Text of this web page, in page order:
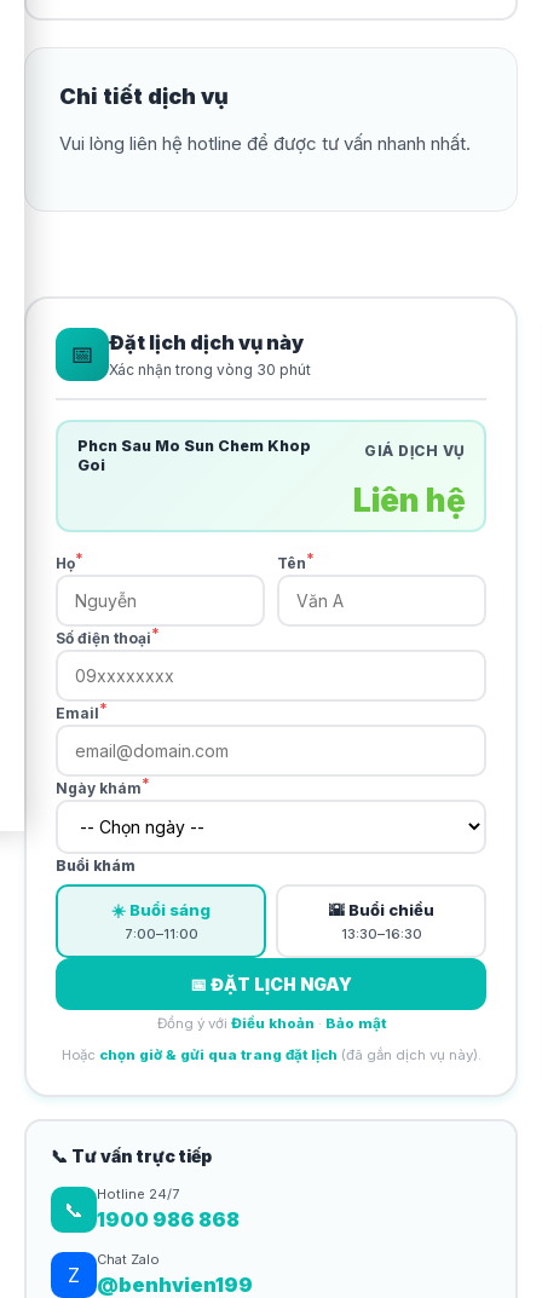
Chi tiết dịch vụ
Vui lòng liên hệ hotline để được tư vấn nhanh nhất.
📅 Đặt lịch dịch vụ này
Xác nhận trong vòng 30 phút
Phcn Sau Mo Sun Chem Khop
Goi
GIÁ DỊCH VỤ
Liên hệ
Họ* Tên*
Số điện thoại*
Email*
Ngày khám*
Buổi khám
☀️ Buổi sáng
7:00–11:00
🌇 Buổi chiều
13:30–16:30
📅 ĐẶT LỊCH NGAY
Đồng ý với Điều khoản · Bảo mật
Hoặc chọn giờ & gửi qua trang đặt lịch (đã gắn dịch vụ này).
📞 Tư vấn trực tiếp
📞
Hotline 24/7
1900 986 868
Z
Chat Zalo
@benhvien199